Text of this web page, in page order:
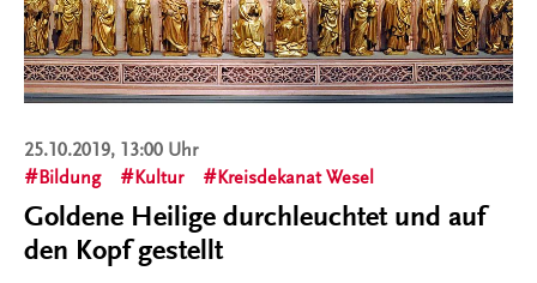
25.10.2019, 13:00 Uhr
Bildung
Kultur Kreisdekanat Wesel
Goldene Heilige durchleuchtet und auf
den Kopf gestellt